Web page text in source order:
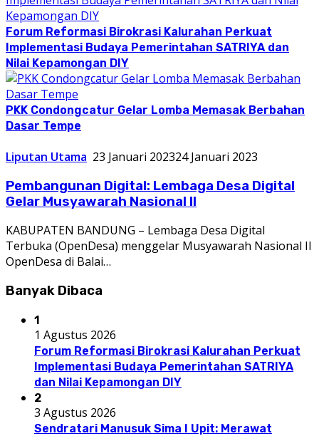
Forum Reformasi Birokrasi Kalurahan Perkuat
Implementasi Budaya Pemerintahan SATRIYA dan
Nilai Kepamongan DIY
PKK Condongcatur Gelar Lomba Memasak Berbahan
Dasar Tempe
Liputan Utama 23 Januari 202324 Januari 2023
Pembangunan Digital: Lembaga Desa Digital
Gelar Musyawarah Nasional II
KABUPATEN BANDUNG – Lembaga Desa Digital
Terbuka (OpenDesa) menggelar Musyawarah Nasional II
OpenDesa di Balai…
Banyak Dibaca
1
1 Agustus 2026
Forum Reformasi Birokrasi Kalurahan Perkuat
Implementasi Budaya Pemerintahan SATRIYA
dan Nilai Kepamongan DIY
2
3 Agustus 2026
Sendratari Manusuk Sima I Upit: Merawat